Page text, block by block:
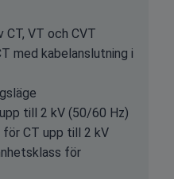
CT, VT och CVT
med kabelanslutning i
till 2 kV (50/60 Hz)
CT upp till 2 kV
för